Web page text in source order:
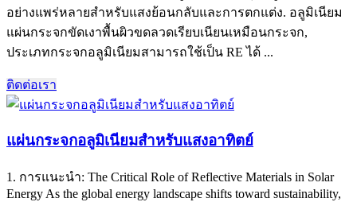
อย่างแพร่หลายสำหรับแสงย้อนกลับและการตกแต่ง. อลูมิเนียม
แผ่นกระจกขัดเงาพื้นผิวขดลวดเรียบเนียนเหมือนกระจก,
ประเภทกระจกอลูมิเนียมสามารถใช้เป็น RE ได้ ...
ติดต่อเรา
แผ่นกระจกอลูมิเนียมสำหรับแสงอาทิตย์
1. การแนะนำ: The Critical Role of Reflective Materials in Solar
Energy As the global energy landscape shifts toward sustainability,